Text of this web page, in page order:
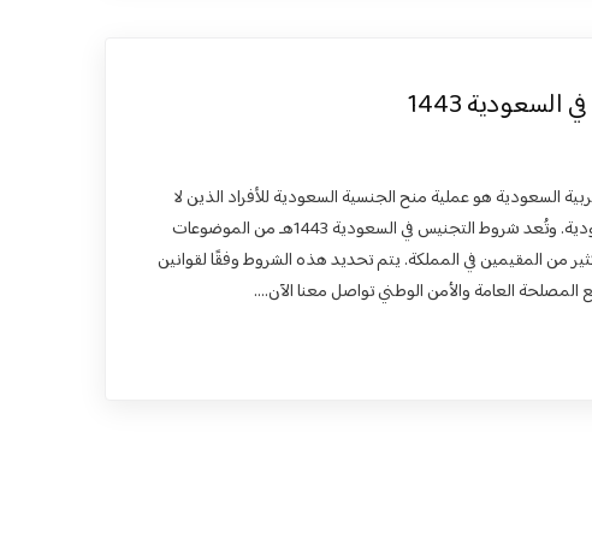
1443
السعودية هو عملية منح الجنسية السعودية للأفراد الذين لا
يحملون الجنسية السعودية. وتُعد شروط التجنيس في السعودية 1443هـ من الموضوعات
من المقيمين في المملكة. يتم تحديد هذه الشروط وفقًا لقوانين
المصلحة العامة والأمن الوطني تواصل معنا الآن.…